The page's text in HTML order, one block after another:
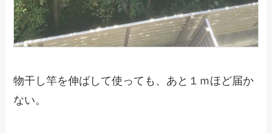
物干し竿を伸ばして使っても、あと１ｍほど届か
ない。